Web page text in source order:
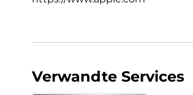
Verwandte Services